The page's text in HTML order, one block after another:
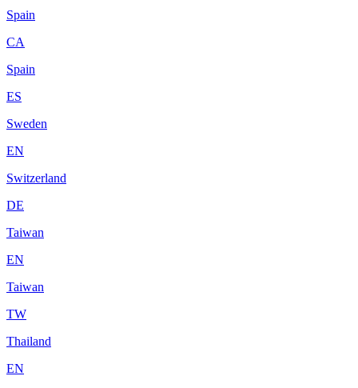
Spain
CA
Spain
ES
Sweden
EN
Switzerland
DE
Taiwan
EN
Taiwan
TW
Thailand
EN